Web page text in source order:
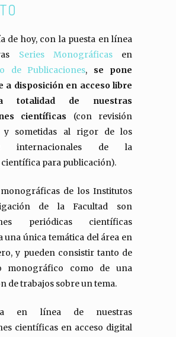
de hoy, con la puesta en línea
Series Monográficasen
de Publicaciones, se pone
a disposición en acceso libre
totalidad de nuestras
científicas (con revisión
y sometidas al rigor de los
internacionales de la
para publicación).
de los Institutos
de la Facultad son
periódicas científicas
una única temática del área en
y pueden consistir tanto de
monográfico como de una
de trabajos sobre un tema.
en línea de nuestras
científicas en acceso digital